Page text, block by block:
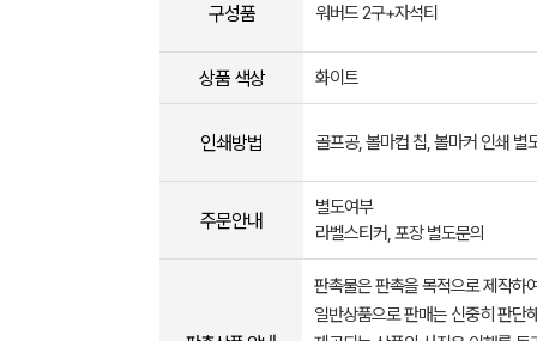
구성품 워버드 2구+자석티
상품 색상 화이트
인쇄방법 골프공, 볼마컵 칩, 볼마커 인쇄 별
주문안내
별도여부
라벨스티커, 포장 별도문의
판촉물은 판촉을 목적으로 제작하
일반상품으로 판매는 신중히 판단